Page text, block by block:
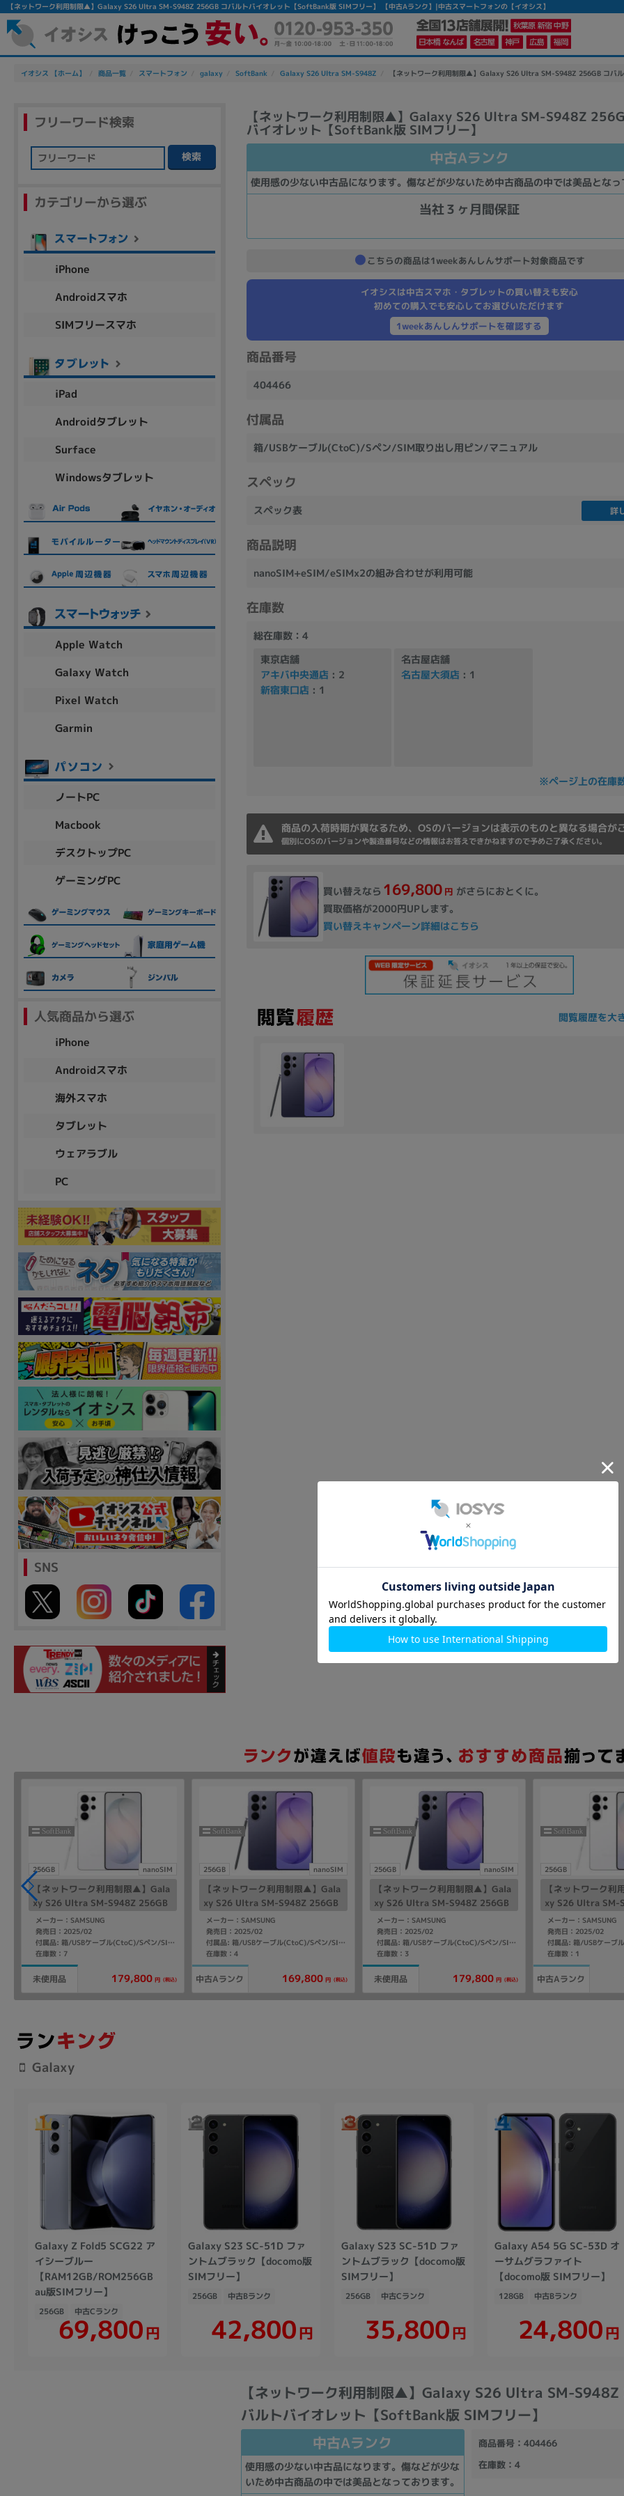
【ネットワーク利用制限▲】Galaxy S26 Ultra SM-S948Z 256GB コバルトバイオレット【SoftBank版 SIMフリー】 【中古Aランク】|中古スマートフォンの【イオシス】
イオシス 【ホーム】 商品一覧 スマートフォン galaxy SoftBank Galaxy S26 Ultra SM-S948Z 【ネットワーク利用制限▲】Galaxy S26 Ultra SM-S948Z 256GB コバ
【ネットワーク利用制限▲】Galaxy S26 Ultra SM-S948Z
バイオレット【SoftBank版 SIMフリー】
中古Aランク
使用感の少ない中古品になります。傷などが少ないため中古商品の中では美品となっ
当社３ヶ月間保証
こちらの商品は1weekあんしんサポート対象商品です
イオシスは中古スマホ・タブレットの買い替えも安心
初めての購入でも安心してお選びいただけます
1weekあんしんサポートを確認する
商品番号
404466
付属品
箱/USBケーブル(CtoC)/Sペン/SIM取り出し用ピン/マニュアル
スペック
スペック表 詳
商品説明
nanoSIM+eSIM/eSIMx2の組み合わせが利用可能
在庫数
総在庫数：4
東京店舗
アキバ中央通店 : 2
新宿東口店 : 1
名古屋店舗
名古屋大須店 : 1
※ページ上の在庫
商品の入荷時期が異なるため、OSのバージョンは表示のものと異なる場合が
個別にOSのバージョンや製造番号などの情報はお答えできかねますので予めご了承ください。
買い替えなら 169,800 円 がさらにおとくに。
買取価格が2000円UPします。
買い替えキャンペーン詳細はこちら
閲覧履歴を大
フリーワード検索
検索
カテゴリーから選ぶ
iPhone
Androidスマホ
SIMフリースマホ
iPad
Androidタブレット
Surface
Windowsタブレット
Apple Watch
Galaxy Watch
Pixel Watch
Garmin
ノートPC
Macbook
デスクトップPC
ゲーミングPC
人気商品から選ぶ
iPhone
Androidスマホ
海外スマホ
タブレット
ウェアラブル
PC
SNS
256GB nanoSIM
【ネットワーク利用制限▲】Gala
xy S26 Ultra SM-S948Z 256GB
ホワイト【SoftBank版 SIMフリ
ー】
メーカー：SAMSUNG
発売日：2025/02
付属品: 箱/USBケーブル(CtoC)/Sペン/SIM取り出し用ピン/マニュアル
在庫数：7
未使用品 179,800 円 (税込)
256GB nanoSIM
【ネットワーク利用制限▲】Gala
xy S26 Ultra SM-S948Z 256GB
コバルトバイオレット【SoftBan
k版 SIMフリー】
メーカー：SAMSUNG
発売日：2025/02
付属品: 箱/USBケーブル(CtoC)/Sペン/SIM取り出し用ピン/マニュアル
在庫数：4
中古Aランク 169,800 円 (税込)
256GB nanoSIM
【ネットワーク利用制限▲】Gala
xy S26 Ultra SM-S948Z 256GB
コバルトバイオレット【SoftBan
k版 SIMフリー】
メーカー：SAMSUNG
発売日：2025/02
付属品: 箱/USBケーブル(CtoC)/Sペン/SIM取り出し用ピン/マニュアル
在庫数：3
未使用品 179,800 円 (税込)
256GB
【ネットワーク
xy S26 Ultra SM-
ホワイト【
ー】
メーカー：SAMSUNG
発売日：2025/02
在庫数：1
中古Aランク
Galaxy
Galaxy Z Fold5 SCG22 ア
イシーブルー
【RAM12GB/ROM256GB
au版SIMフリー】
256GB 中古Cランク
69,800円
Galaxy S23 SC-51D ファ
ントムブラック【docomo版
SIMフリー】
256GB 中古Bランク
42,800円
Galaxy S23 SC-51D ファ
ントムブラック【docomo版
SIMフリー】
256GB 中古Cランク
35,800円
Galaxy A54 5G SC-53D オ
ーサムグラファイト
【docomo版 SIMフリー】
128GB 中古Bランク
24,800円
【ネットワーク利用制限▲】Galaxy S26 Ultra SM-S948Z
バルトバイオレット【SoftBank版 SIMフリー】
中古Aランク
使用感の少ない中古品になります。傷などが少な
いため中古商品の中では美品となっております。
商品番号：404466
在庫数：4
かんたんパソコン検索に切り替える
除外ワード
人気の検索ワード：Let's note EliteBook
カテゴリー
商品ジャンルの絞り込み
ノートPC デスクPC
商品シリーズ名・ブランド名の絞り込み。
aspire Inspiron
メーカー
製造、販売メーカーの絞り込み
商品の搭載機能による絞り込み
Webカメラ内蔵
ドライブ
ランク
商品状態の絞り込み
新品/未使用 中古 新品 Aランク
CPU
容量
~
円 ～
発売日
各項目のチェックボックスは「or検索」となります。